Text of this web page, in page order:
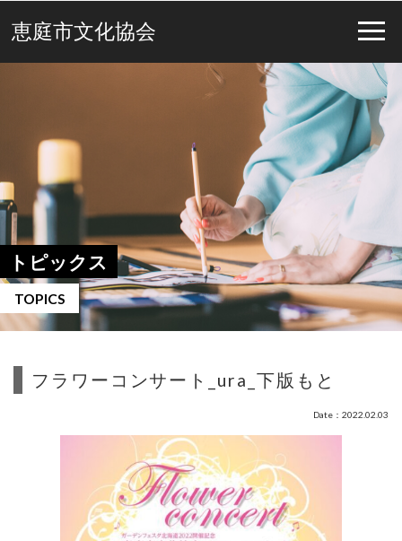
恵庭市文化協会
トピックス
TOPICS
フラワーコンサート_ura_下版もと
Date：2022.02.03